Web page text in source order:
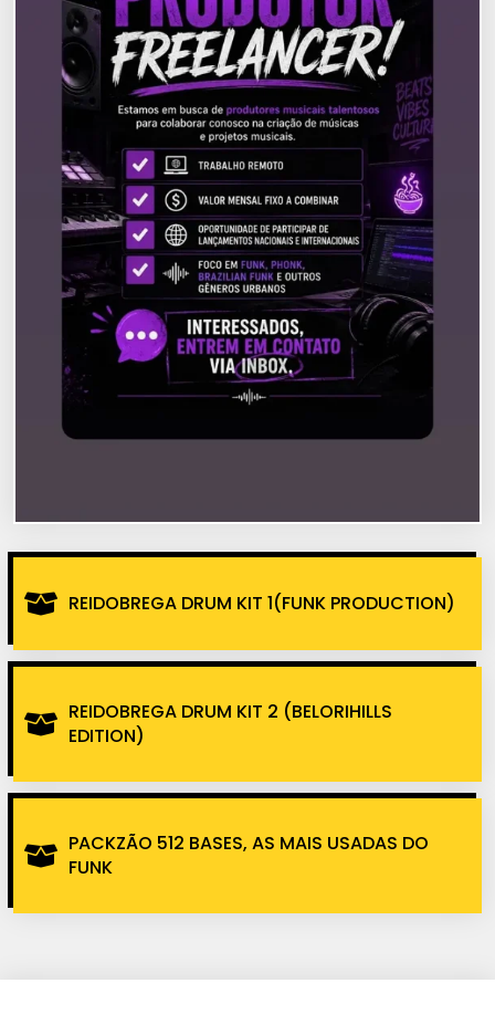
REIDOBREGA DRUM KIT 1(FUNK PRODUCTION)
REIDOBREGA DRUM KIT 2 (BELORIHILLS
EDITION)
PACKZÃO 512 BASES, AS MAIS USADAS DO
FUNK